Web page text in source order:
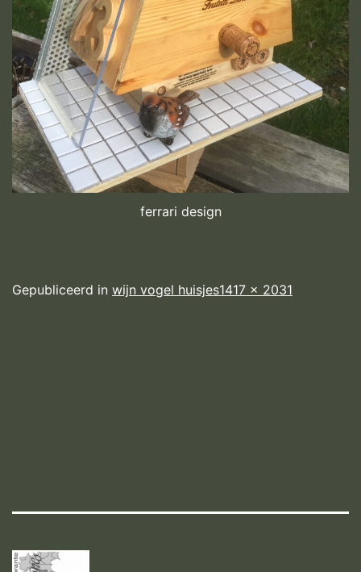
ferrari design
Gepubliceerd in wijn vogel huisjesVolledige
1417 × 2031